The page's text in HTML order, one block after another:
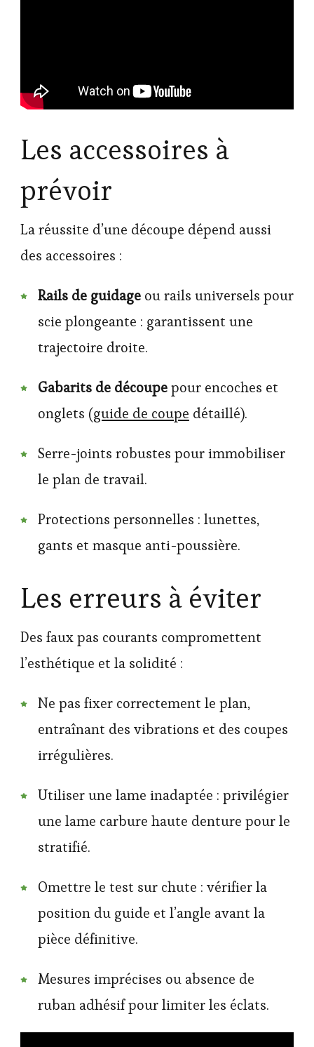
Les accessoires à
prévoir
La réussite d’une découpe dépend aussi
des accessoires :
Rails de guidage ou rails universels pour
scie plongeante : garantissent une
trajectoire droite.
Gabarits de découpepour encoches et
onglets (guide de coupe détaillé).
Serre-joints robustes pour immobiliser
le plan de travail.
Protections personnelles : lunettes,
gants et masque anti-poussière.
Les erreurs à éviter
Des faux pas courants compromettent
l’esthétique et la solidité :
Ne pas fixer correctement le plan,
entraînant des vibrations et des coupes
irrégulières.
Utiliser une lame inadaptée : privilégier
une lame carbure haute denture pour le
stratifié.
Omettre le test sur chute : vérifier la
position du guide et l’angle avant la
pièce définitive.
Mesures imprécises ou absence de
ruban adhésif pour limiter les éclats.